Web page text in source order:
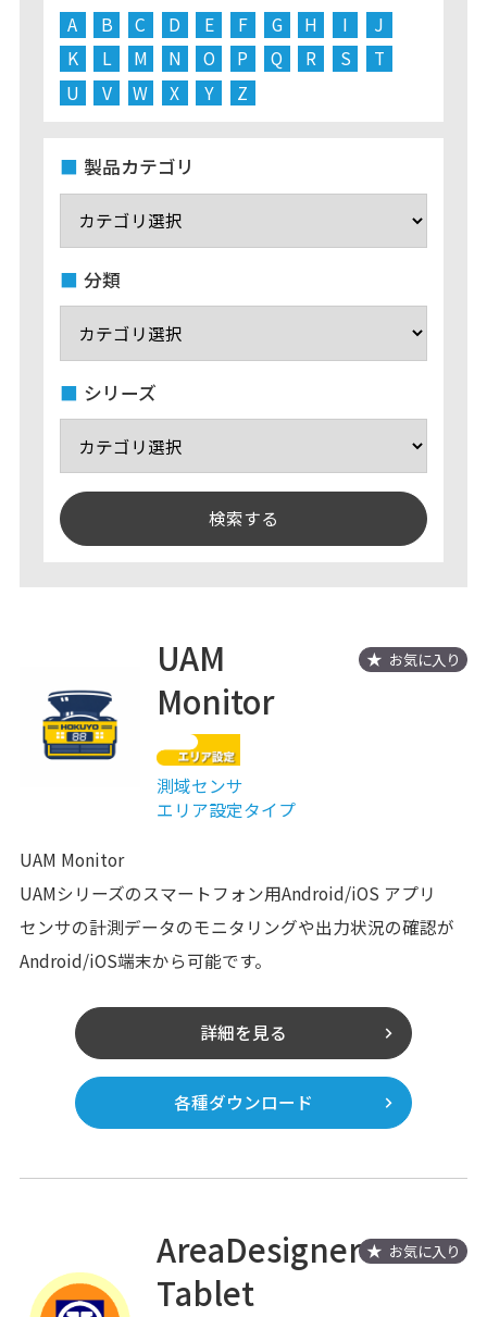
A B C D E F G H I
J
K
L M N O P Q R S
T
U
V W X Y Z
製品カテゴリ
分類
シリーズ
お気に入り
UAM
Monitor
測域センサ
エリア設定タイプ
UAM Monitor
UAMシリーズのスマートフォン用Android/iOS アプリ
センサの計測データのモニタリングや出力状況の確認が
Android/iOS端末から可能です。
詳細を見る
各種ダウンロード
お気に入り
AreaDesigner
Tablet